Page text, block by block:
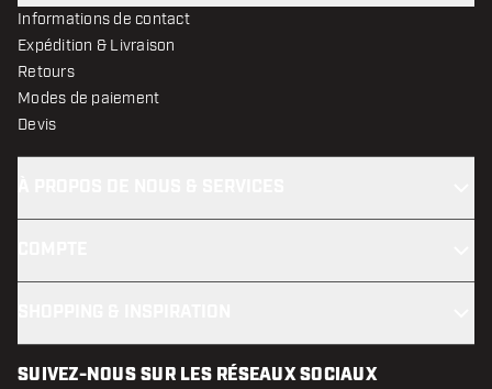
Informations de contact
Expédition & Livraison
Retours
Modes de paiement
Devis
SUIVEZ-NOUS SUR LES RÉSEAUX SOCIAUX